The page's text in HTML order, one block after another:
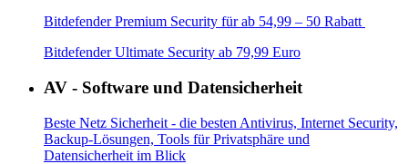
Bitdefender Premium Security für ab 54,99 – 50 Rabatt
Bitdefender Ultimate Security ab 79,99 Euro
AV - Software und Datensicherheit
Beste Netz Sicherheit - die besten Antivirus, Internet Security,
Backup-Lösungen, Tools für Privatsphäre und
Datensicherheit im Blick